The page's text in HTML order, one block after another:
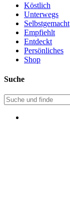
Köstlich
Unterwegs
Selbstgemacht
Empfiehlt
Entdeckt
Persönliches
Shop
Suche